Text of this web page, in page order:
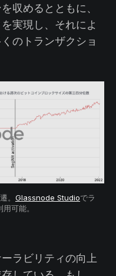
収めるとともに、
実現し、それによ
のトランザクショ
。 Glassnode Studioでラ
可能。
ラビリティの向上